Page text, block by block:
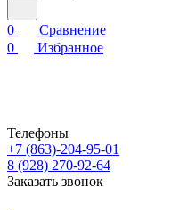
0
Сравнение
0
Избранное
Телефоны
+7 (863)-204-95-01
8 (928) 270-92-64
Заказать звонок